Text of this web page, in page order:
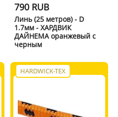
790 RUB
Линь (25 метров) - D
1.7мм - ХАРДВИК
ДАЙНЕМА оранжевый с
черным
HARDWICK-TEX